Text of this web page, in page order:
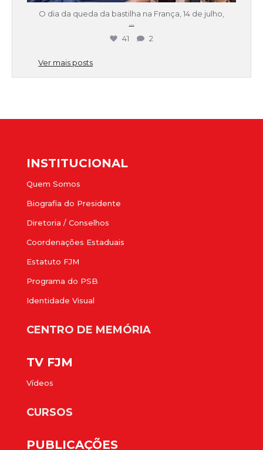
O dia da queda da bastilha na França, 14 de julho,
...
41
2
Ver mais posts
INSTITUCIONAL
Quem Somos
Biografia do Presidente
Diretoria / Conselhos
Coordenações Estaduais
Estatuto FJM
Programa do PSB
Identidade Visual
CENTRO DE MEMÓRIA
TV FJM
Vídeos
CURSOS
PUBLICAÇÕES